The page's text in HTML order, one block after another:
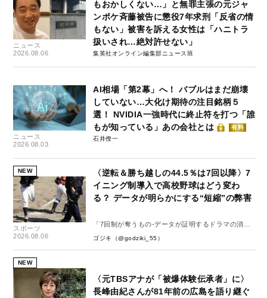
ニュース
2026.08.06
もおかしくない…」と無罪主張の元ジャ
ンポケ斉藤被告に懲役7年求刑「反省の情
もない」被害を訴える女性は「ハニトラ
扱いされ…絶対許せない」
集英社オンライン編集部ニュース班
ニュース
2026.08.03
AI相場「第2幕」へ！ バブルはまだ崩壊
していない…大化け期待の注目銘柄５
選！ NVIDIA一強時代に終止符を打つ「誰
もが知っている」あの会社とは
有料
石井僚一
NEW
スポーツ
2026.08.06
〈逆転＆勝ち越しの44.5％は7回以降〉7
イニング制導入で高校野球はどう変わ
る？ データが明らかにする“短縮”の弊害
「7回制が奪うもの-データが証明するドラマの消
失-」
ゴジキ（@godziki_55）
NEW
〈元TBSアナが「被爆体験伝承者」に〉
長峰由紀さんが81年前の広島を語り継ぐ